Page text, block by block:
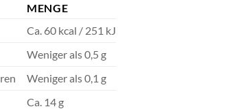
MENGE
Ca. 60 kcal / 251 kJ
Weniger als 0,5 g
Weniger als 0,1 g
Ca. 14 g